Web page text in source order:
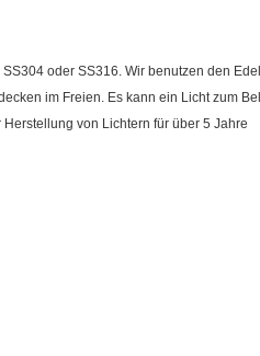
oder SS316. Wir benutzen den
im Freien. Es kann ein Licht zum
von Lichtern für über 5 Jahre